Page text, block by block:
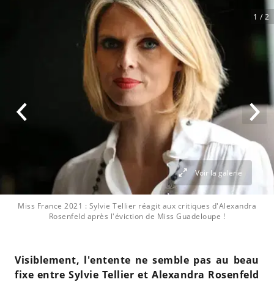
Miss France 2021 : Sylvie Tellier réagit aux critiques d'Alexandra
Rosenfeld après l'éviction de Miss Guadeloupe !
1 / 2
Voir la galerie
Visiblement, l'entente ne semble pas au beau
fixe entre Sylvie Tellier et Alexandra Rosenfeld